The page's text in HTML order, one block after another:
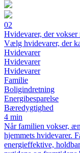
02
Hvidevarer, der
Vælg hvidevarer, der
Hvidevarer
Hvidevarer
Hvidevarer
Familie
Boligindretning
Energibesparelse
Bæredygtighed
4 min
Når familien vokser,
hjemmets hvidevarer.
energieffektive,